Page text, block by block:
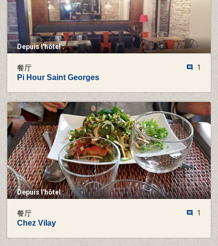
Depuis l'hôtel :
1
餐厅
Pi Hour Saint Georges
Depuis l'hôtel :
1
餐厅
Chez Vilay